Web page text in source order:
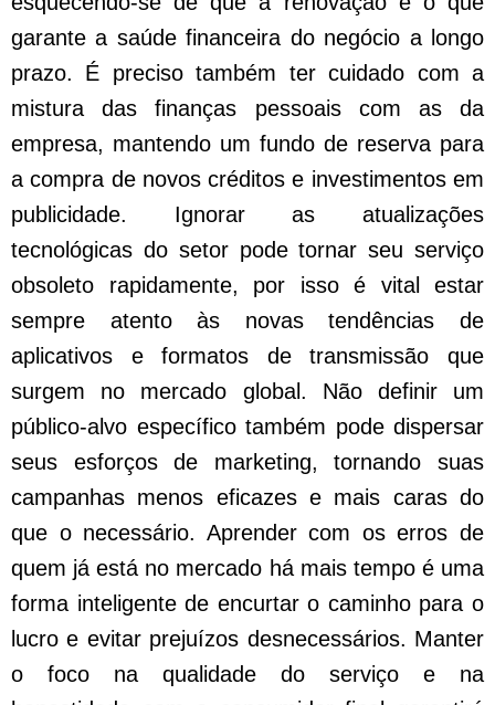
garante a saúde financeira do negócio a longo
prazo. É preciso também ter cuidado com a
mistura das finanças pessoais com as da
empresa, mantendo um fundo de reserva para
a compra de novos créditos e investimentos em
publicidade. Ignorar as atualizações
tecnológicas do setor pode tornar seu serviço
obsoleto rapidamente, por isso é vital estar
sempre atento às novas tendências de
aplicativos e formatos de transmissão que
surgem no mercado global. Não definir um
público-alvo específico também pode dispersar
seus esforços de marketing, tornando suas
campanhas menos eficazes e mais caras do
que o necessário. Aprender com os erros de
quem já está no mercado há mais tempo é uma
forma inteligente de encurtar o caminho para o
lucro e evitar prejuízos desnecessários. Manter
o foco na qualidade do serviço e na